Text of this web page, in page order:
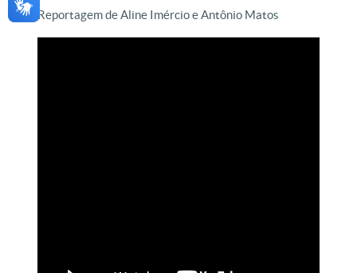
Reportagem de Aline Imércio e Antônio Matos